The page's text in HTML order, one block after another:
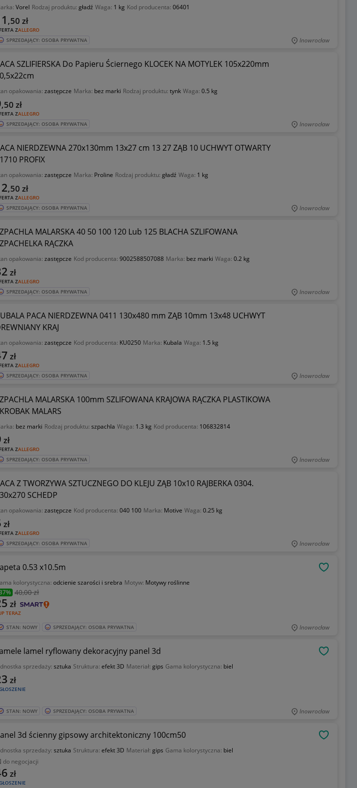
Vorel Rodzaj produktu: gładź Waga: 1 kg Kod producenta: 06401
ZALLEGRO
,50 zł
SPRZEDAJĄCY: OSOBA PRYWATNA Inowrocław
SZLIFIERSKA Do Papieru Ściernego KLOCEK NA MOTYLEK 105x220mm
opakowania: zastępcze Marka: bez marki Rodzaj produktu: tynk Waga: 0.5 kg
ZALLEGRO
,50 zł
SPRZEDAJĄCY: OSOBA PRYWATNA Inowrocław
NIERDZEWNA 270x130mm 13x27 cm 13 27 ZĄB 10 UCHWYT OTWARTY
PROFIX
opakowania: zastępcze Marka: Proline Rodzaj produktu: gładź Waga: 1 kg
ZALLEGRO
,50 zł
SPRZEDAJĄCY: OSOBA PRYWATNA Inowrocław
MALARSKA 40 50 100 120 Lub 125 BLACHA SZLIFOWANA
RĄCZKA
opakowania: zastępcze Kod producenta: 9002588507088 Marka: bez marki Waga: 0.2 kg
ZALLEGRO
zł
SPRZEDAJĄCY: OSOBA PRYWATNA Inowrocław
PACA NIERDZEWNA 0411 130x480 mm ZĄB 10mm 13x48 UCHWYT
KRAJ
opakowania: zastępcze Kod producenta: KU0250 Marka: Kubala Waga: 1.5 kg
ZALLEGRO
zł
SPRZEDAJĄCY: OSOBA PRYWATNA Inowrocław
MALARSKA 100mm SZLIFOWANA KRAJOWA RĄCZKA PLASTIKOWA
MALARS
bez marki Rodzaj produktu: szpachla Waga: 1.3 kg Kod producenta: 106832814
ZALLEGRO
zł
SPRZEDAJĄCY: OSOBA PRYWATNA Inowrocław
Z TWORZYWA SZTUCZNEGO DO KLEJU ZĄB 10x10 RAJBERKA 0304.
SCHEDP
opakowania: zastępcze Kod producenta: 040 100 Marka: Motive Waga: 0.25 kg
ZALLEGRO
zł
SPRZEDAJĄCY: OSOBA PRYWATNA Inowrocław
0.53 x10.5m
kolorystyczna: odcienie szarości i srebra Motyw: Motywy roślinne
40,00 zł
TERAZ
zł
STAN: NOWY SPRZEDAJĄCY: OSOBA PRYWATNA Inowrocław
lamel ryflowany dekoracyjny panel 3d
sprzedaży: sztuka Struktura: efekt 3D Materiał: gips Gama kolorystyczna: biel
zł
STAN: NOWY SPRZEDAJĄCY: OSOBA PRYWATNA Inowrocław
3d ścienny gipsowy architektoniczny 100cm50
sprzedaży: sztuka Struktura: efekt 3D Materiał: gips Gama kolorystyczna: biel
do negocjacji
zł